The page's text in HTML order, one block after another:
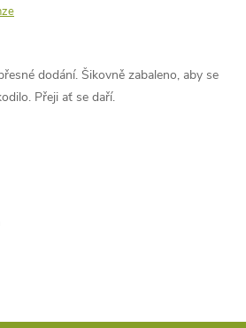
dodání. Šikovně zabaleno, aby se
Přeji ať se daří.